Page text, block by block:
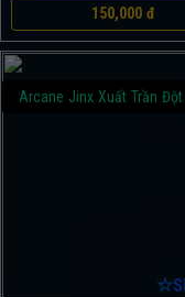
150,000 đ
Arcane Jinx Xuất Trần Đột